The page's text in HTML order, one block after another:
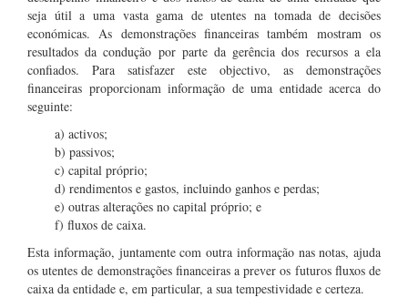
seja útil a uma vasta gama de utentes na tomada de decisões
económicas. As demonstrações financeiras também mostram os
resultados da condução por parte da gerência dos recursos a ela
confiados. Para satisfazer este objectivo, as demonstrações
financeiras proporcionam informação de uma entidade acerca do
seguinte:
a) activos;
b) passivos;
c) capital próprio;
d) rendimentos e gastos, incluindo ganhos e perdas;
e) outras alterações no capital próprio; e
f) fluxos de caixa.
Esta informação, juntamente com outra informação nas notas, ajuda
os utentes de demonstrações financeiras a prever os futuros fluxos de
caixa da entidade e, em particular, a sua tempestividade e certeza.